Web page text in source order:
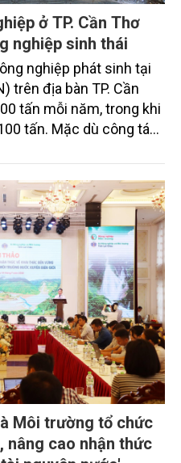
ở TP. Cần Thơ
nghiệp sinh thái
nghiệp phát sinh tại
trên địa bàn TP. Cần
tấn mỗi năm, trong khi
tấn. Mặc dù công tác
thiếu các cơ sở xử lý đạt
vực Đồng bằng sông
ra nhiều thách thức đối
nghiệp xanh, bền vững.
đạo thành phố được kỳ
nghẽn này, hướng
sinh thái trong giai
Môi trường tổ chức
nâng cao nhận thức